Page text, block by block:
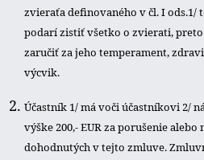
zvieraťa definovaného v čl. I ods.1/
podarí zistiť všetko o zvierati, preto
zaručiť za jeho temperament,
výcvik.
Účastník 1/ má voči účastníkovi 2/
výške 200,- EUR za porušenie
dohodnutých v tejto zmluve.